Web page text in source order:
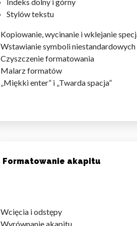
Stylów tekstu
Kopiowanie, wycinanie i wklejanie
Wstawianie symboli niestandardowych
Czyszczenie formatowania
Malarz formatów
„Miękki enter” i „Twarda spacja”
Formatowanie akapitu
Wcięcia i odstępy
Wyrównanie akapitu
naszej witrynie. Informacje
analitycznym. Partnerzy
Niezbędne
np. preferowany język lub